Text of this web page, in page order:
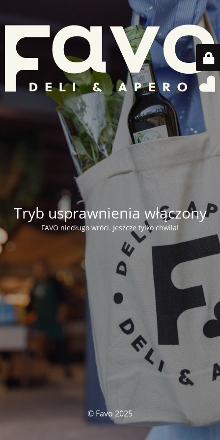
Tryb usprawnienia włączony
FAVO niedługo wróci. Jeszcze tylko chwila!
© Favo 2025